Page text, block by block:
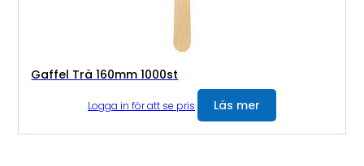
Gaffel Trä 160mm 1000st
Logga in för att se pris Läs mer